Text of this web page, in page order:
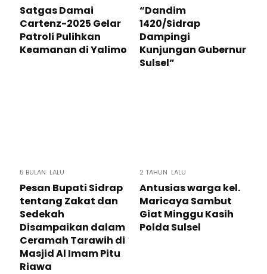
Satgas Damai
Cartenz-2025 Gelar
Patroli Pulihkan
Keamanan di Yalimo
“Dandim
1420/Sidrap
Dampingi
Kunjungan Gubernur
Sulsel”
5 BULAN LALU
Pesan Bupati Sidrap
tentang Zakat dan
Sedekah
Disampaikan dalam
Ceramah Tarawih di
Masjid Al Imam Pitu
Riawa
2 TAHUN LALU
Antusias warga kel.
Maricaya Sambut
Giat Minggu Kasih
Polda Sulsel